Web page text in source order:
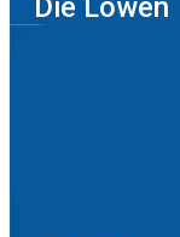
Die Löwen